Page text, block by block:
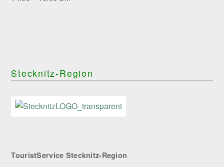
Stecknitz-Region
TouristService Stecknitz-Region